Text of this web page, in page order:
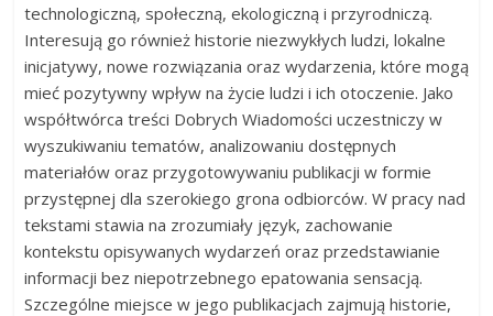
technologiczną, społeczną, ekologiczną i przyrodniczą.
Interesują go również historie niezwykłych ludzi, lokalne
inicjatywy, nowe rozwiązania oraz wydarzenia, które mogą
mieć pozytywny wpływ na życie ludzi i ich otoczenie. Jako
współtwórca treści Dobrych Wiadomości uczestniczy w
wyszukiwaniu tematów, analizowaniu dostępnych
materiałów oraz przygotowywaniu publikacji w formie
przystępnej dla szerokiego grona odbiorców. W pracy nad
tekstami stawia na zrozumiały język, zachowanie
kontekstu opisywanych wydarzeń oraz przedstawianie
informacji bez niepotrzebnego epatowania sensacją.
Szczególne miejsce w jego publikacjach zajmują historie,